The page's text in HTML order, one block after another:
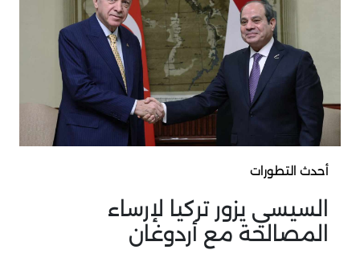
أحدث التطورات
السيسي يزور تركيا لإرساء
المصالحة مع أردوغان